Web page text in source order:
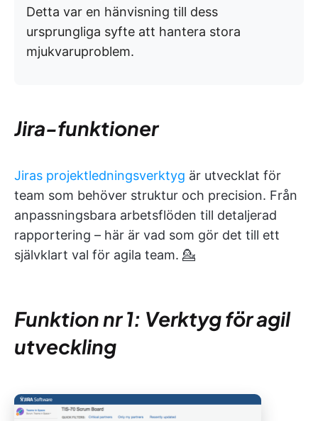
Detta var en hänvisning till dess
ursprungliga syfte att hantera stora
mjukvaruproblem.
Jira-funktioner
Jiras projektledningsverktyg är utvecklat för
team som behöver struktur och precision. Från
anpassningsbara arbetsflöden till detaljerad
rapportering – här är vad som gör det till ett
självklart val för agila team. 💁
Funktion nr 1: Verktyg för agil
utveckling